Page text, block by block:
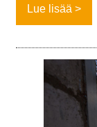
Lue lisää